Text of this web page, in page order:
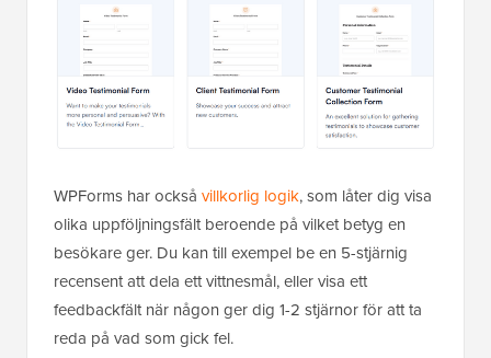
WPForms har också villkorlig logik, som låter dig visa
olika uppföljningsfält beroende på vilket betyg en
besökare ger. Du kan till exempel be en 5-stjärnig
recensent att dela ett vittnesmål, eller visa ett
feedbackfält när någon ger dig 1-2 stjärnor för att ta
reda på vad som gick fel.